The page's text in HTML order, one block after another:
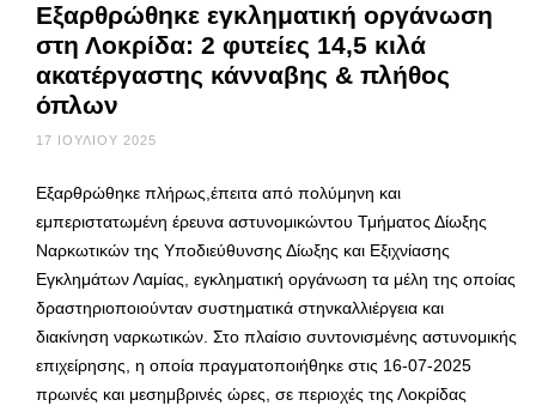
Εξαρθρώθηκε εγκληματική οργάνωση
στη Λοκρίδα: 2 φυτείες 14,5 κιλά
ακατέργαστης κάνναβης & πλήθος
όπλων
17 ΙΟΥΛΊΟΥ 2025
Εξαρθρώθηκε πλήρως,έπειτα από πολύμηνη και
εμπεριστατωμένη έρευνα αστυνομικώντου Τμήματος Δίωξης
Ναρκωτικών της Υποδιεύθυνσης Δίωξης και Εξιχνίασης
Εγκλημάτων Λαμίας, εγκληματική οργάνωση τα μέλη της οποίας
δραστηριοποιούνταν συστηματικά στηνκαλλιέργεια και
διακίνηση ναρκωτικών. Στο πλαίσιο συντονισμένης αστυνομικής
επιχείρησης, η οποία πραγματοποιήθηκε στις 16-07-2025
πρωινές και μεσημβρινές ώρες, σε περιοχές της Λοκρίδας